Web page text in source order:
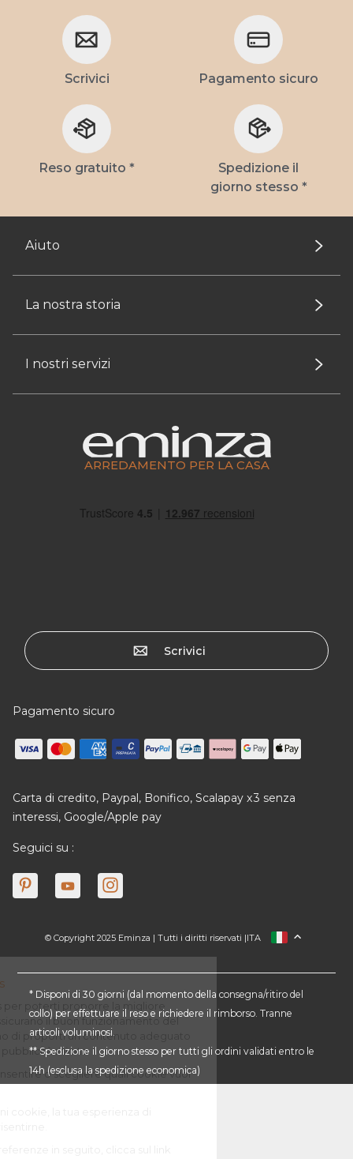
Scrivici Pagamento sicuro
Reso gratuito *
Spedizione il
giorno stesso *
Aiuto
La nostra storia
I nostri servizi
ARREDAMENTO PER LA CASA
Scrivici
Pagamento sicuro
Carta di credito, Paypal, Bonifico, Scalapay x3 senza
interessi, Google/Apple pay
Seguici su :
© Copyright 2025 Eminza | Tutti i diritti riservati |
FRANCIA
GERMANIA
PAESI BASSI
ITA
* Disponi di 30 giorni (dal momento della consegna/ritiro del
collo) per effettuare il reso e richiedere il rimborso. Tranne
articoli voluminosi.
** Spedizione il giorno stesso per tutti gli ordini validati entro le
14h (esclusa la spedizione economica)